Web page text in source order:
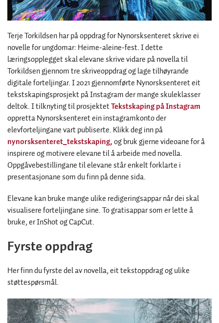
Terje Torkildsen har på oppdrag for Nynorsksenteret skrive ei
novelle for ungdomar: Heime-aleine-fest. I dette
læringsopplegget skal elevane skrive vidare på novella til
Torkildsen gjennom tre skriveoppdrag og lage tilhøyrande
digitale forteljingar. I 2021 gjennomførte Nynorsksenteret eit
tekstskapingsprosjekt på Instagram der mange skuleklasser
deltok. I tilknyting til prosjektetTekstskaping på Instagram
oppretta Nynorsksenteret ein instagramkonto der
elevforteljingane vart publiserte. Klikk deg inn på
nynorsksenteret_tekstskaping,og bruk gjerne videoane for å
inspirere og motivere elevane til å arbeide med novella.
Oppgåvebestillingane til elevane står enkelt forklarte i
presentasjonane som du finn på denne sida.
Elevane kan bruke mange ulike redigeringsappar når dei skal
visualisere forteljingane sine. To gratisappar som er lette å
bruke, er InShot og CapCut.
Fyrste oppdrag
Her finn du fyrste del av novella, eit tekstoppdrag og ulike
støttespørsmål.